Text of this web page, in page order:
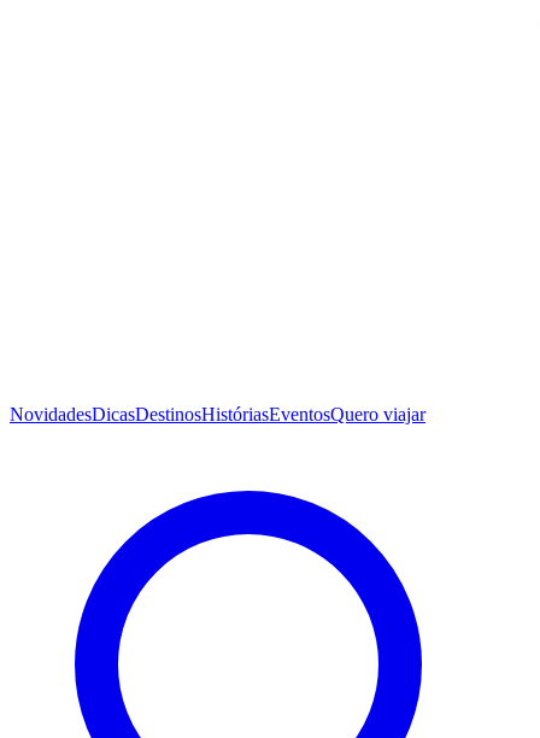
NovidadesDicasDestinosHistóriasEventosQuero viajar